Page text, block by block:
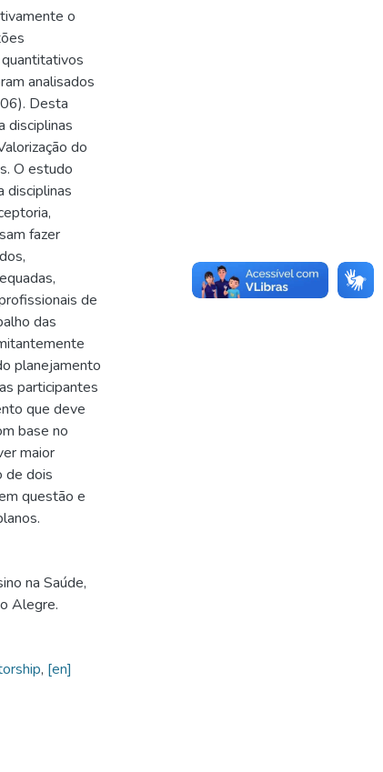
o
analisados
Desta
disciplinas
do
O estudo
disciplinas
fazer
de
das
planejamento
participantes
que deve
base no
maior
de dois
questão e
na Saúde,
Alegre.
, [en]